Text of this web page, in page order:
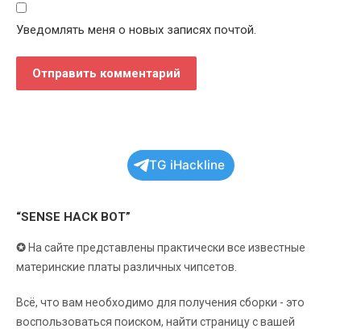
Уведомлять меня о новых записях почтой.
TG iHackline
“SENSE HACK BOT”
✪ На сайте представлены практически все известные
материнские платы различных чипсетов.
Всё, что вам необходимо для получения сборки - это
воспользоваться поиском, найти страницу с вашей